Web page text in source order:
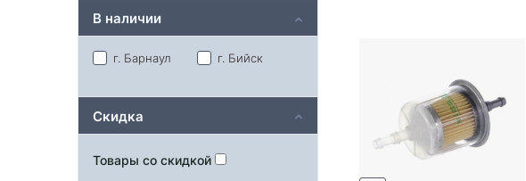
В наличии
г. Барнаул г. Бийск
Скидка
Товары со скидкой